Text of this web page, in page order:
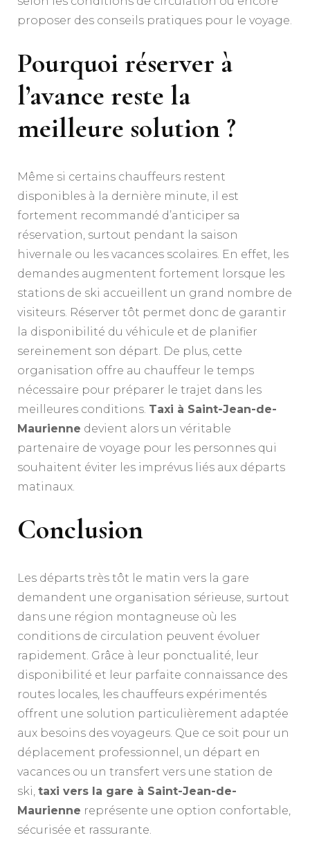
proposer des conseils pratiques pour le voyage.
Pourquoi réserver à
l’avance reste la
meilleure solution ?
Même si certains chauffeurs restent
disponibles à la dernière minute, il est
fortement recommandé d’anticiper sa
réservation, surtout pendant la saison
hivernale ou les vacances scolaires. En effet, les
demandes augmentent fortement lorsque les
stations de ski accueillent un grand nombre de
visiteurs. Réserver tôt permet donc de garantir
la disponibilité du véhicule et de planifier
sereinement son départ. De plus, cette
organisation offre au chauffeur le temps
nécessaire pour préparer le trajet dans les
meilleures conditions. Taxi à Saint-Jean-de-
Maurienne devient alors un véritable
partenaire de voyage pour les personnes qui
souhaitent éviter les imprévus liés aux départs
matinaux.
Conclusion
Les départs très tôt le matin vers la gare
demandent une organisation sérieuse, surtout
dans une région montagneuse où les
conditions de circulation peuvent évoluer
rapidement. Grâce à leur ponctualité, leur
disponibilité et leur parfaite connaissance des
routes locales, les chauffeurs expérimentés
offrent une solution particulièrement adaptée
aux besoins des voyageurs. Que ce soit pour un
déplacement professionnel, un départ en
vacances ou un transfert vers une station de
ski, taxi vers la gare à Saint-Jean-de-
Maurienne représente une option confortable,
sécurisée et rassurante.